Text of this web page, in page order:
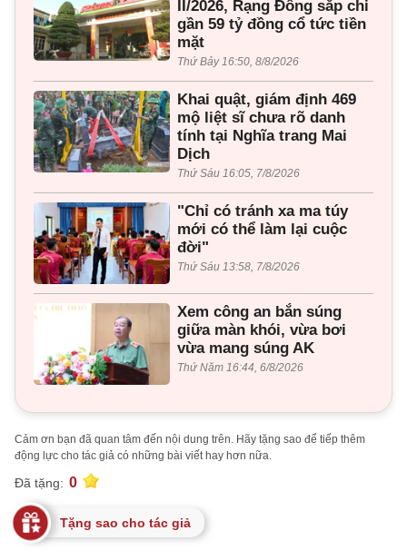
II/2026, Rạng Đông sắp chi
gần 59 tỷ đồng cổ tức tiền
mặt
Thứ Bảy 16:50, 8/8/2026
Khai quật, giám định 469
mộ liệt sĩ chưa rõ danh
tính tại Nghĩa trang Mai
Dịch
Thứ Sáu 16:05, 7/8/2026
"Chỉ có tránh xa ma túy
mới có thể làm lại cuộc
đời"
Thứ Sáu 13:58, 7/8/2026
Xem công an bắn súng
giữa màn khói, vừa bơi
vừa mang súng AK
Thứ Năm 16:44, 6/8/2026
Cảm ơn bạn đã quan tâm đến nội dung trên. Hãy tặng sao để tiếp thêm
động lực cho tác giả có những bài viết hay hơn nữa.
Đã tặng: 0
Tặng sao cho tác giả